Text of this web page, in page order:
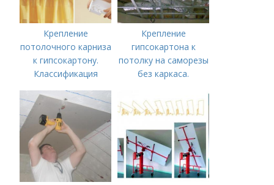
Крепление
потолочного карниза
к гипсокартону.
Классификация
потолочных
карнизов
Крепление
гипсокартона к
потолку на саморезы
без каркаса.
выполнения
несущего каркаса